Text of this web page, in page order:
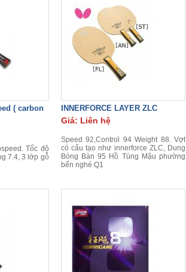
( carbon
Tốc độ
7.4, 3 lớp gỗ
INNERFORCE LAYER ZLC
Giá: Liên hệ
Speed 92,Control 94 Weight 88. Vợt
có cấu tạo như innerforce ZLC, Dung
Bóng Bàn 95 Hồ Tùng Mậu phường
bến nghé Q1